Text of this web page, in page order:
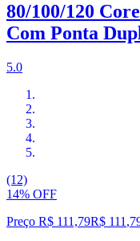
80/100/120
Com Ponta
5.0
(12)
14% OFF
Preço R$ 111,79R$ 111 ,